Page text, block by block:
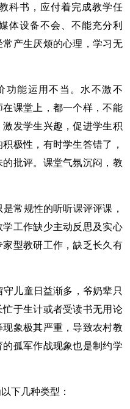
科书，应付着完成教学任
体设备不会、不能充分利
产生厌烦的心理，学习无
功能运用不当。水不激不
课堂上，都一个样，不能
发学生兴趣，促进学生积
极性，有时学生答错了，
批评。课堂气氛沉闷，教
常规性的听听课评评课，
工作缺少主动反思及实心
型教研工作，缺乏长久有
儿童日益渐多，爷奶辈只
于生计或者受读书无用论
象极其严重，导致农村教
孤军作战现象也是制约学
下几种类型：